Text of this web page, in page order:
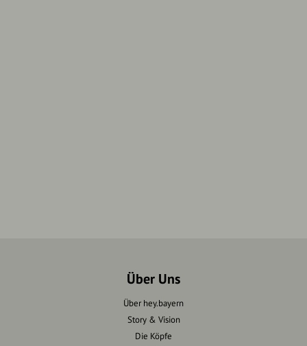
Über Uns
Über hey.bayern
Story & Vision
Die Köpfe